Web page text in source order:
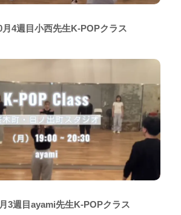
月4週目小西先生K-POPクラス
3週目ayami先生K-POPクラス